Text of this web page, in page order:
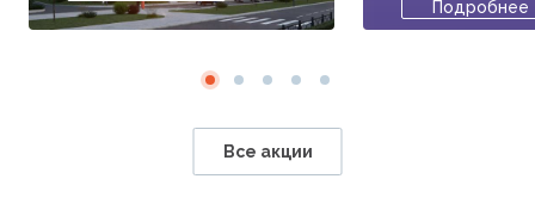
Подробнее
Все акции